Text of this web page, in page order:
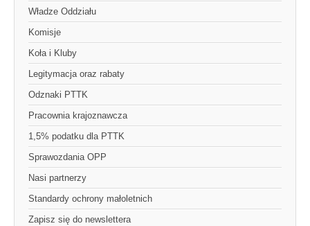
Władze Oddziału
Komisje
Koła i Kluby
Legitymacja oraz rabaty
Odznaki PTTK
Pracownia krajoznawcza
1,5% podatku dla PTTK
Sprawozdania OPP
Nasi partnerzy
Standardy ochrony małoletnich
Zapisz się do newslettera